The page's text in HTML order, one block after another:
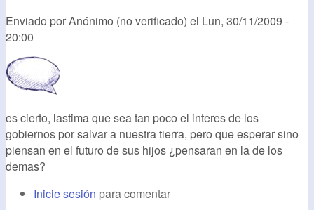
Enviado porAnónimo (no verificado) el Lun, 30/11/2009 -
20:00
es cierto, lastima que sea tan poco el interes de los
gobiernos por salvar a nuestra tierra, pero que esperar sino
piensan en el futuro de sus hijos ¿pensaran en la de los
demas?
Inicie sesión para comentar